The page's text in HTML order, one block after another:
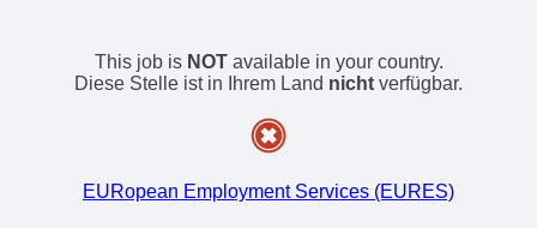
This job is NOTavailable in your country.
Diese Stelle ist in Ihrem Land nicht verfügbar.
EURopean Employment Services (EURES)